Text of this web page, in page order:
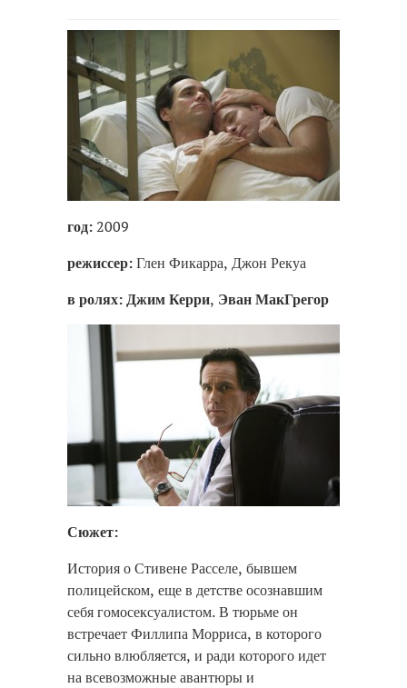
год:2009
режиссер:Глен Фикарра, Джон Рекуа
в ролях:Джим Керри, Эван МакГрегор
Сюжет:
История о Стивене Расселе, бывшем
полицейском, еще в детстве осознавшим
себя гомосексуалистом. В тюрьме он
встречает Филлипа Морриса, в которого
сильно влюбляется, и ради которого идет
на всевозможные авантюры и